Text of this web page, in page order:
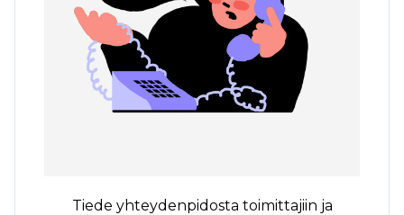
Tiede yhteydenpidosta toimittajiin ja